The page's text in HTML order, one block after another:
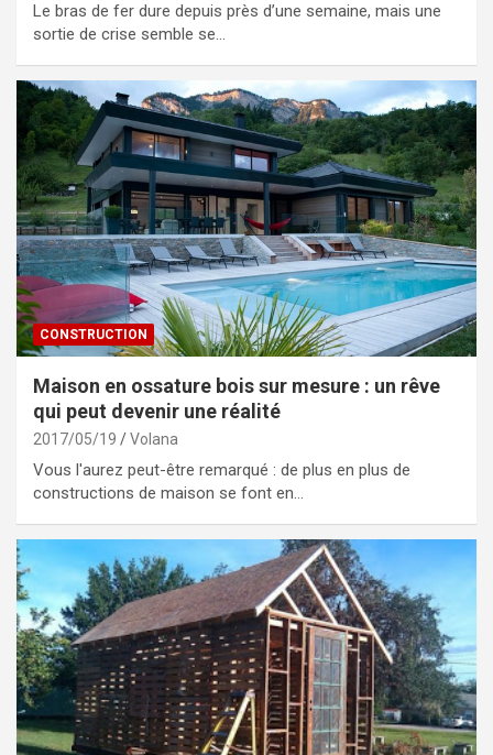
Le bras de fer dure depuis près d’une semaine, mais une
sortie de crise semble se…
CONSTRUCTION
Maison en ossature bois sur mesure : un rêve
qui peut devenir une réalité
2017/05/19 Volana
Vous l'aurez peut-être remarqué : de plus en plus de
constructions de maison se font en…